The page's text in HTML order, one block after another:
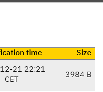
time
Size
21 22:21
CET
3984 B